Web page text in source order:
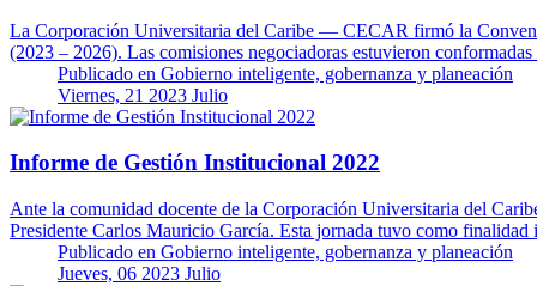
La Corporación Universitaria del Caribe — CECAR firmó la
(2023 – 2026). Las comisiones negociadoras estuvieron
Publicado en Gobierno inteligente, gobernanza y planeación
Viernes, 21 2023 Julio
Informe de Gestión Institucional 2022
Ante la comunidad docente de la Corporación Universitaria del
Presidente Carlos Mauricio García. Esta jornada tuvo como
Publicado en Gobierno inteligente, gobernanza y planeación
Jueves, 06 2023 Julio